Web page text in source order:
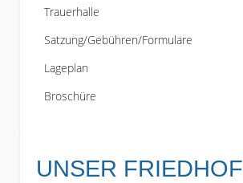
Trauerhalle
Satzung/Gebühren/Formulare
Lageplan
Broschüre
UNSER FRIEDHOF